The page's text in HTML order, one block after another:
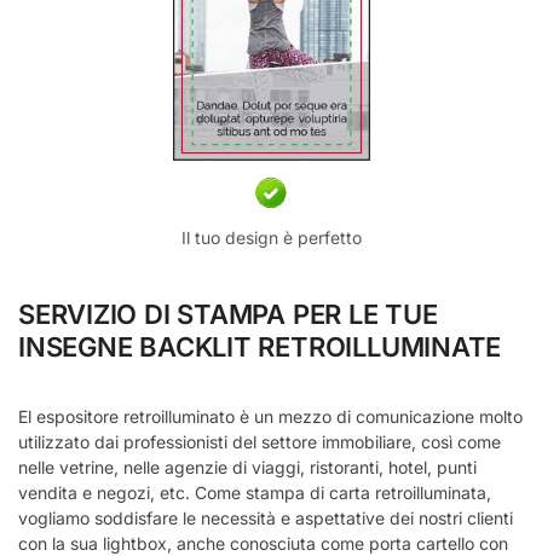
Il tuo design è perfetto
SERVIZIO DI STAMPA PER LE TUE
INSEGNE BACKLIT RETROILLUMINATE
El espositore retroilluminato è un mezzo di comunicazione molto
utilizzato dai professionisti del settore immobiliare, così come
nelle vetrine, nelle agenzie di viaggi, ristoranti, hotel, punti
vendita e negozi, etc. Come stampa di carta retroilluminata,
vogliamo soddisfare le necessità e aspettative dei nostri clienti
con la sua lightbox, anche conosciuta come porta cartello con